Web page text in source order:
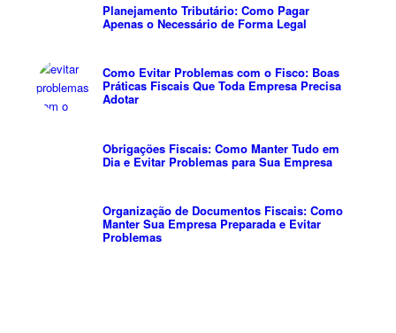
Planejamento Tributário: Como Pagar
Apenas o Necessário de Forma Legal
Como Evitar Problemas com o Fisco: Boas
Práticas Fiscais Que Toda Empresa Precisa
Adotar
Obrigações Fiscais: Como Manter Tudo em
Dia e Evitar Problemas para Sua Empresa
Organização de Documentos Fiscais: Como
Manter Sua Empresa Preparada e Evitar
Problemas